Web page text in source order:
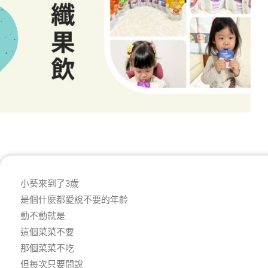
小葵來到了3歲
是個什麼都愛說不要的年齡
動不動就是
這個菜菜不要
那個菜菜不吃
但每次只要問說